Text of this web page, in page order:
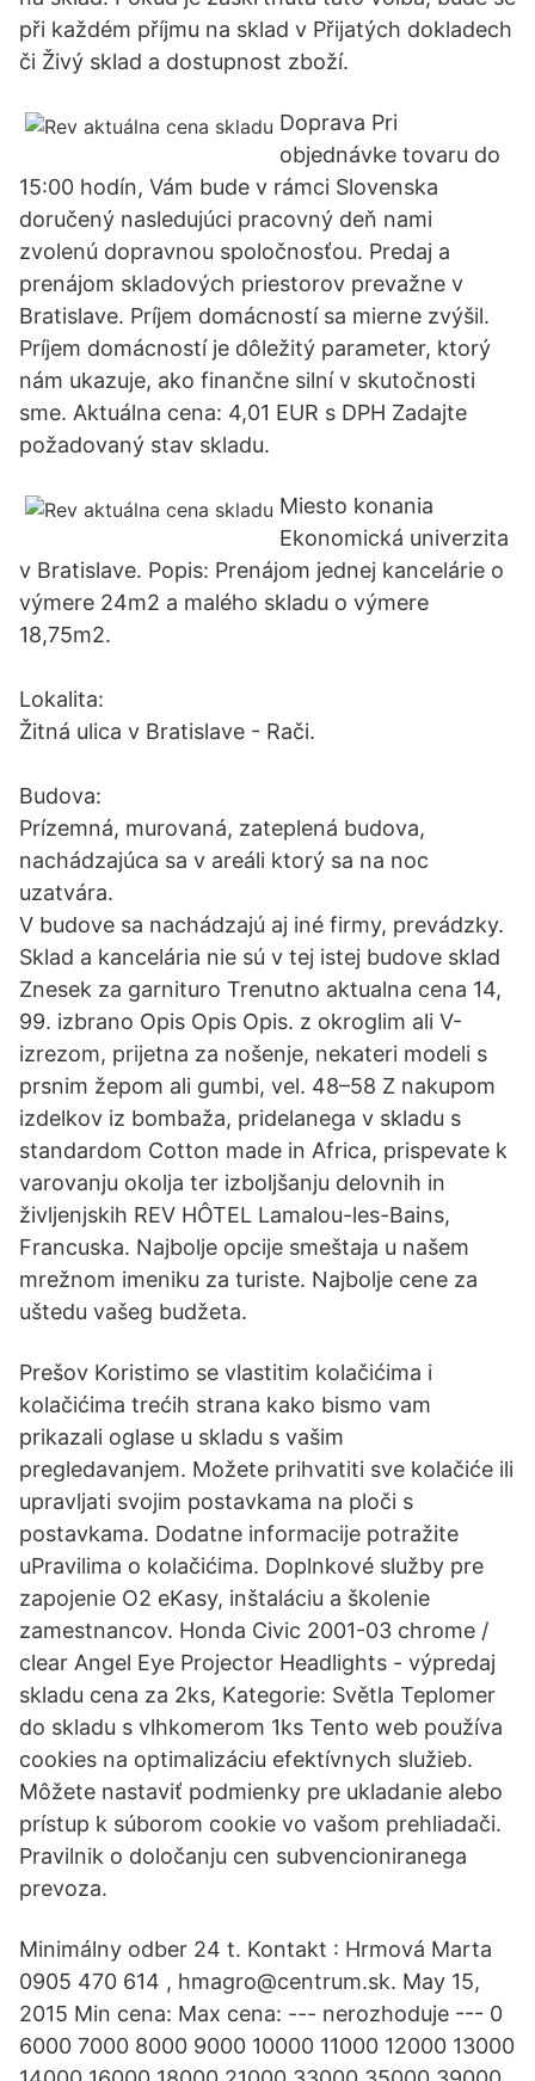
při každém příjmu na sklad v Přijatých dokladech
či Živý sklad a dostupnost zboží.
Doprava Pri
objednávke tovaru do
15:00 hodín, Vám bude v rámci Slovenska
doručený nasledujúci pracovný deň nami
zvolenú dopravnou spoločnosťou. Predaj a
prenájom skladových priestorov prevažne v
Bratislave. Príjem domácností sa mierne zvýšil.
Príjem domácností je dôležitý parameter, ktorý
nám ukazuje, ako finančne silní v skutočnosti
sme. Aktuálna cena: 4,01 EUR s DPH Zadajte
požadovaný stav skladu.
Miesto konania
Ekonomická univerzita
v Bratislave. Popis: Prenájom jednej kancelárie o
výmere 24m2 a malého skladu o výmere
18,75m2.
Lokalita:
Žitná ulica v Bratislave - Rači.
Budova:
Prízemná, murovaná, zateplená budova,
nachádzajúca sa v areáli ktorý sa na noc
uzatvára.
V budove sa nachádzajú aj iné firmy, prevádzky.
Sklad a kancelária nie sú v tej istej budove sklad
Znesek za garnituro Trenutno aktualna cena 14,
99. izbrano Opis Opis Opis. z okroglim ali V-
izrezom, prijetna za nošenje, nekateri modeli s
prsnim žepom ali gumbi, vel. 48–58 Z nakupom
izdelkov iz bombaža, pridelanega v skladu s
standardom Cotton made in Africa, prispevate k
varovanju okolja ter izboljšanju delovnih in
življenjskih REV HÔTEL Lamalou-les-Bains,
Francuska. Najbolje opcije smeštaja u našem
mrežnom imeniku za turiste. Najbolje cene za
uštedu vašeg budžeta.
Prešov Koristimo se vlastitim kolačićima i
kolačićima trećih strana kako bismo vam
prikazali oglase u skladu s vašim
pregledavanjem. Možete prihvatiti sve kolačiće ili
upravljati svojim postavkama na ploči s
postavkama. Dodatne informacije potražite
uPravilima o kolačićima. Doplnkové služby pre
zapojenie O2 eKasy, inštaláciu a školenie
zamestnancov. Honda Civic 2001-03 chrome /
clear Angel Eye Projector Headlights - výpredaj
skladu cena za 2ks, Kategorie: Světla Teplomer
do skladu s vlhkomerom 1ks Tento web používa
cookies na optimalizáciu efektívnych služieb.
Môžete nastaviť podmienky pre ukladanie alebo
prístup k súborom cookie vo vašom prehliadači.
Pravilnik o določanju cen subvencioniranega
prevoza.
Minimálny odber 24 t. Kontakt : Hrmová Marta
0905 470 614 , hmagro@centrum.sk. May 15,
2015 Min cena: Max cena: --- nerozhoduje --- 0
6000 7000 8000 9000 10000 11000 12000 13000